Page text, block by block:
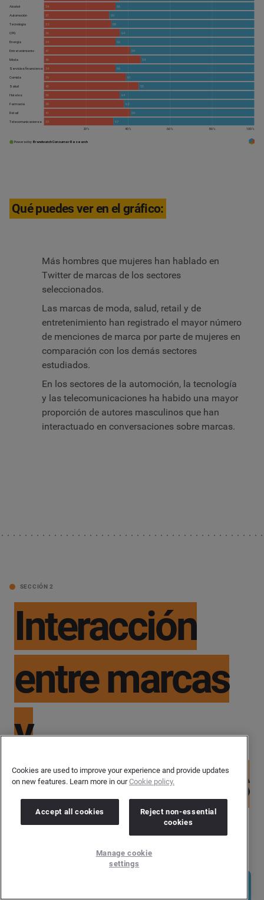
Qué puedes ver en el gráfico:
Más hombres que mujeres han hablado en
Twitter de marcas de los sectores
seleccionados.
Las marcas de moda, salud, retail y de
entretenimiento han registrado el mayor número
de menciones de marca por parte de mujeres en
comparación con los demás sectores
estudiados.
En los sectores de la automoción, la tecnología
y las telecomunicaciones ha habido una mayor
proporción de autores masculinos que han
interactuado en conversaciones sobre marcas.
SECCIÓN 2
Interacción
entre marcas
y
consumidores
en las redes
sociales
Cookies are used to improve your experience and provide updates
on new features. Learn more in ourCookie policy.
Accept all cookies
Reject non-essential
cookies
Manage cookie
settings